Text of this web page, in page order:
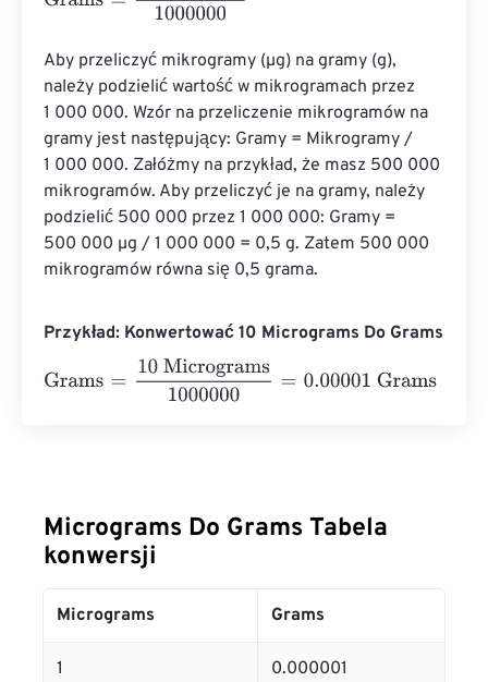
Aby przeliczyć mikrogramy (µg) na gramy (g),
należy podzielić wartość w mikrogramach przez
1 000 000. Wzór na przeliczenie mikrogramów na
gramy jest następujący: Gramy = Mikrogramy /
1 000 000. Załóżmy na przykład, że masz 500 000
mikrogramów. Aby przeliczyć je na gramy, należy
podzielić 500 000 przez 1 000 000: Gramy =
500 000 µg / 1 000 000 = 0,5 g. Zatem 500 000
mikrogramów równa się 0,5 grama.
Przykład: Konwertować 10 Micrograms Do Grams
Grams
10 Micrograms1000000 0.00001 Grams
Micrograms Do Grams Tabela
konwersji
Micrograms Grams
1 0.000001